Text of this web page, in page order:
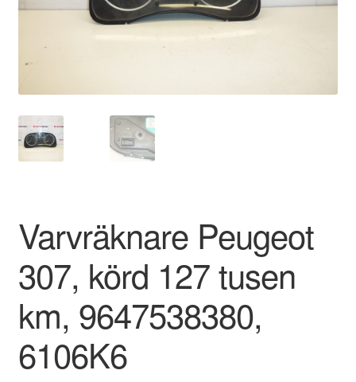
Transport
Villkor
Varvräknare Peugeot
307, körd 127 tusen
km, 9647538380,
6106K6